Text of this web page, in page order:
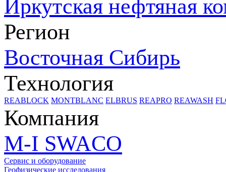
Иркутская нефтяная
Регион
Восточная Сибирь
Технология
REABLOCK MONTBLANC ELBRUS REAPRO REAWASH
Компания
M-I SWACO
Сервис и оборудование
Геофизические исследования